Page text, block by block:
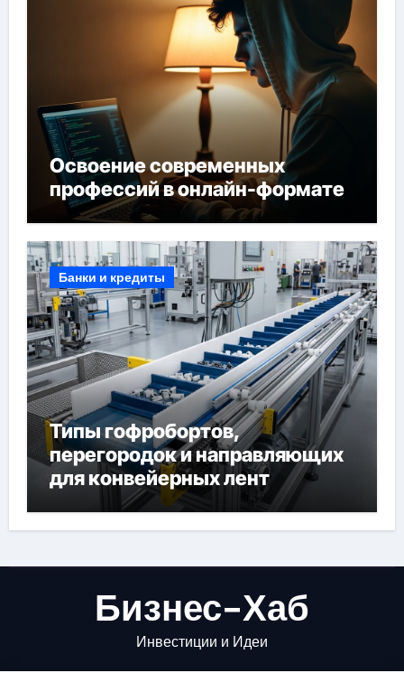
Освоение современных
профессий в онлайн-формате
Банки и кредиты
Типы гофробортов,
перегородок и направляющих
для конвейерных лент
Бизнес-Хаб
Инвестиции и Идеи